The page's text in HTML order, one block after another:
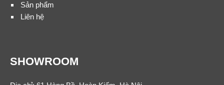
Sản phẩm
Liên hệ
SHOWROOM